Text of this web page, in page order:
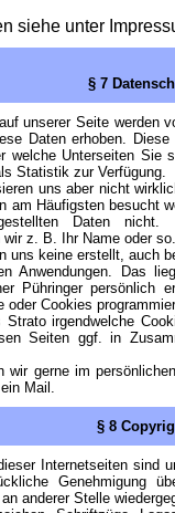
siehe unter
§ 7
unserer Seite werden
Daten erhoben.
welche Unterseiten Sie
Statistik zur Verfügung.
uns aber nicht
am Häufigsten besucht
Daten
wir z. B. Ihr Name oder so.
uns keine erstellt, auch
Anwendungen. Das
Pühringer persönlich
oder Cookies
Strato irgendwelche
Seiten ggf. in
wir gerne im
Mail.
§ 8
Internetseiten sind
Genehmigung
anderer Stelle